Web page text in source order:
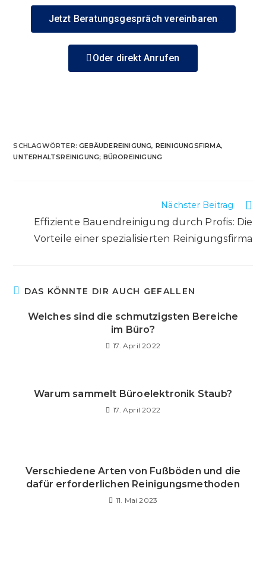
Jetzt Beratungsgespräch vereinbaren
Oder direkt Anrufen
SCHLAGWÖRTER:GEBÄUDEREINIGUNG, REINIGUNGSFIRMA,
UNTERHALTSREINIGUNG; BÜROREINIGUNG
Nächster Beitrag
Effiziente Bauendreinigung durch Profis: Die
Vorteile einer spezialisierten Reinigungsfirma
DAS KÖNNTE DIR AUCH GEFALLEN
Welches sind die schmutzigsten Bereiche
im Büro?
17. April 2022
Warum sammelt Büroelektronik Staub?
17. April 2022
Verschiedene Arten von Fußböden und die
dafür erforderlichen Reinigungsmethoden
11. Mai 2023